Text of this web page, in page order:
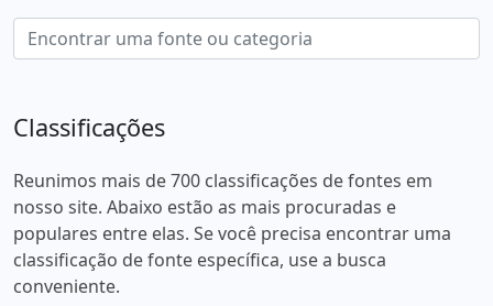
Classificações
Reunimos mais de 700 classificações de fontes em
nosso site. Abaixo estão as mais procuradas e
populares entre elas. Se você precisa encontrar uma
classificação de fonte específica, use a busca
conveniente.